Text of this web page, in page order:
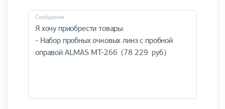
Cообщение